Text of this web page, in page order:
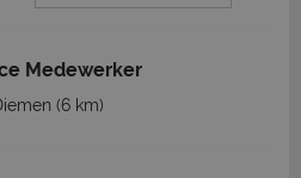
Medewerker
(6 km)